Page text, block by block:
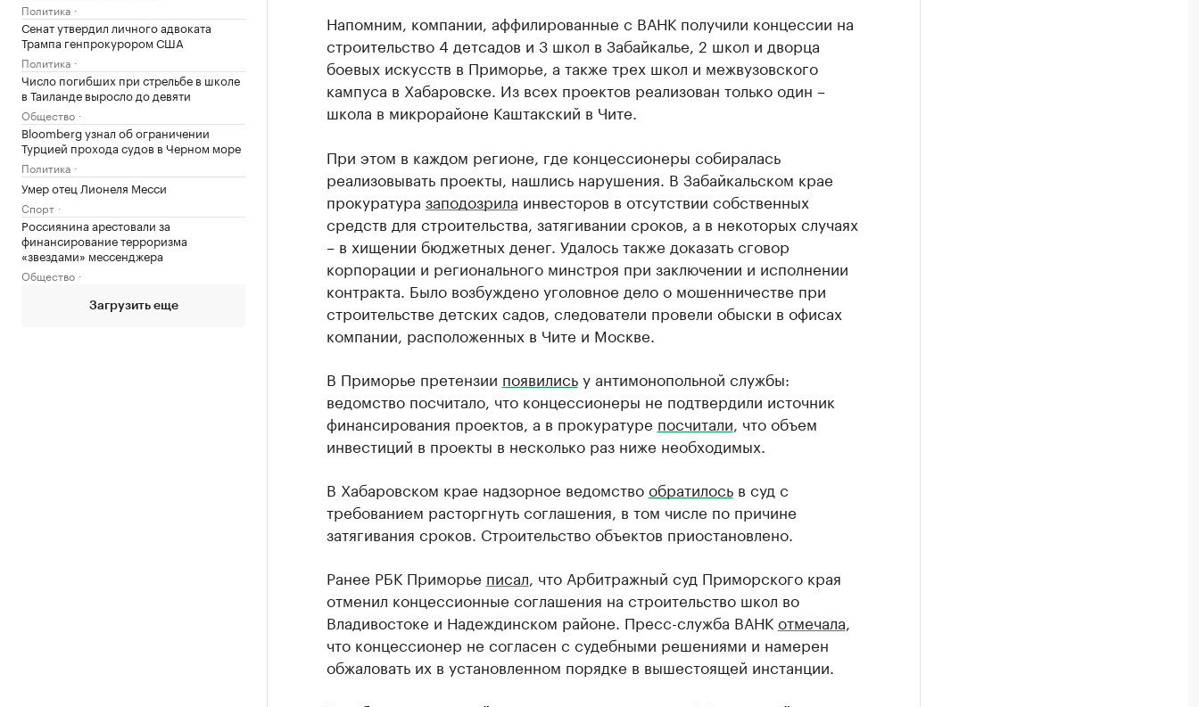
Политика
Сенат утвердил личного адвоката
Трампа генпрокурором США
Политика
Число погибших при стрельбе в школе
в Таиланде выросло до девяти
Общество
Bloomberg узнал об ограничении
Турцией прохода судов в Черном море
Политика
Умер отец Лионеля Месси
Спорт
Россиянина арестовали за
финансирование терроризма
«звездами» мессенджера
Общество
Загрузить еще
Напомним, компании, аффилированные с ВАНК получили концессии на
строительство 4 детсадов и 3 школ в Забайкалье, 2 школ и дворца
боевых искусств в Приморье, а также трех школ и межвузовского
кампуса в Хабаровске. Из всех проектов реализован только один –
школа в микрорайоне Каштакский в Чите.
При этом в каждом регионе, где концессионеры собиралась
реализовывать проекты, нашлись нарушения. В Забайкальском крае
прокуратура заподозрила инвесторов в отсутствии собственных
средств для строительства, затягивании сроков, а в некоторых случаях
– в хищении бюджетных денег. Удалось также доказать сговор
корпорации и регионального минстроя при заключении и исполнении
контракта. Было возбуждено уголовное дело о мошенничестве при
строительстве детских садов, следователи провели обыски в офисах
компании, расположенных в Чите и Москве.
В Приморье претензии появилисьу антимонопольной службы:
ведомство посчитало, что концессионеры не подтвердили источник
финансирования проектов, а в прокуратуре посчитали , что объем
инвестиций в проекты в несколько раз ниже необходимых.
В Хабаровском крае надзорное ведомствообратилосьв суд с
требованием расторгнуть соглашения, в том числе по причине
затягивания сроков. Строительство объектов приостановлено.
Ранее РБК Приморье писал , что Арбитражный суд Приморского края
отменил концессионные соглашения на строительство школ во
Владивостоке и Надеждинском районе. Пресс-служба ВАНКотмечала
что концессионер не согласен с судебными решениями и намерен
обжаловать их в установленном порядке в вышестоящей инстанции.